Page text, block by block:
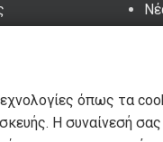
όπως τα
Η συναίνεσή σας